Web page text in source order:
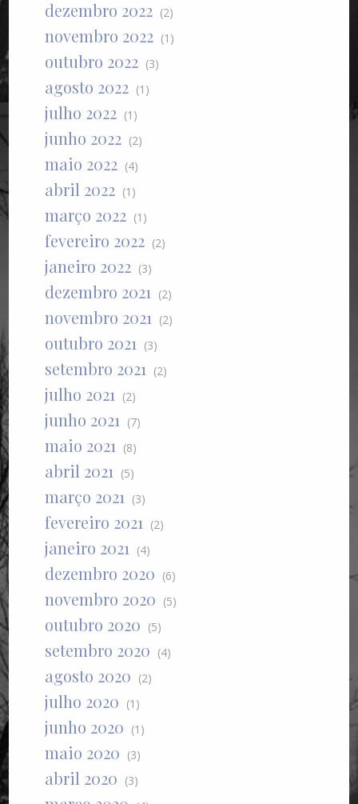
dezembro 2022 (2)
novembro 2022 (1)
outubro 2022 (3)
agosto 2022 (1)
julho 2022 (1)
junho 2022 (2)
maio 2022 (4)
abril 2022 (1)
março 2022 (1)
fevereiro 2022 (2)
janeiro 2022 (3)
dezembro 2021 (2)
novembro 2021 (2)
outubro 2021 (3)
setembro 2021 (2)
julho 2021 (2)
junho 2021 (7)
maio 2021 (8)
abril 2021 (5)
março 2021 (3)
fevereiro 2021 (2)
janeiro 2021 (4)
dezembro 2020 (6)
novembro 2020 (5)
outubro 2020 (5)
setembro 2020 (4)
agosto 2020 (2)
julho 2020 (1)
junho 2020 (1)
maio 2020 (3)
abril 2020 (3)